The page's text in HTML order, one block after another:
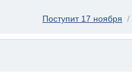
Поступит 17 ноября